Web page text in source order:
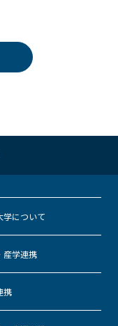
学について
産学連携
携